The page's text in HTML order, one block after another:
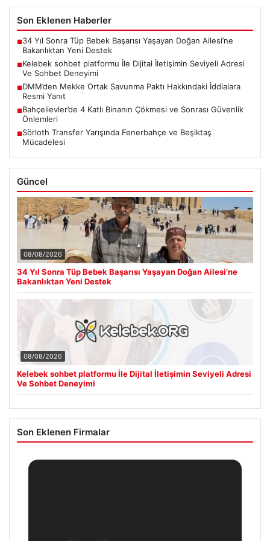
Son Eklenen Haberler
■34 Yıl Sonra Tüp Bebek Başarısı Yaşayan Doğan Ailesi’ne
Bakanlıktan Yeni Destek
■Kelebek sohbet platformu İle Dijital İletişimin Seviyeli Adresi
Ve Sohbet Deneyimi
■DMM’den Mekke Ortak Savunma Paktı Hakkındaki İddialara
Resmi Yanıt
■Bahçelievler’de 4 Katlı Binanın Çökmesi ve Sonrası Güvenlik
Önlemleri
■Sörloth Transfer Yarışında Fenerbahçe ve Beşiktaş
Mücadelesi
Güncel
08/08/2026
34 Yıl Sonra Tüp Bebek Başarısı Yaşayan Doğan Ailesi’ne
Bakanlıktan Yeni Destek
08/08/2026
Kelebek sohbet platformu İle Dijital İletişimin Seviyeli Adresi
Ve Sohbet Deneyimi
Son Eklenen Firmalar